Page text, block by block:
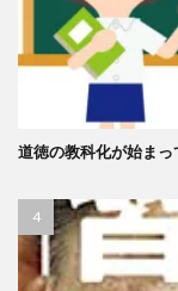
道徳の教科化が始ま